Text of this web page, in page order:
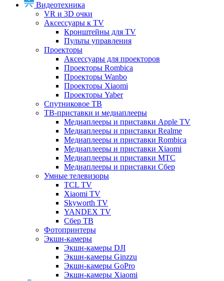
Видеотехника
VR и 3D очки
Аксессуары к TV
Кронштейны для TV
Пульты управления
Проекторы
Аксессуары для проекторов
Проекторы Rombica
Проекторы Wanbo
Проекторы Xiaomi
Проекторы Yaber
Спутниковое ТВ
ТВ-приставки и медиаплееры
Медиаплееры и приставки Apple TV
Медиаплееры и приставки Realme
Медиаплееры и приставки Rombica
Медиаплееры и приставки Xiaomi
Медиаплееры и приставки МТС
Медиаплееры и приставки Сбер
Умные телевизоры
TCL TV
Xiaomi TV
Skyworth TV
YANDEX TV
Сбер ТВ
Фотопринтеры
Экшн-камеры
Экшн-камеры DJI
Экшн-камеры Ginzzu
Экшн-камеры GoPro
Экшн-камеры Xiaomi